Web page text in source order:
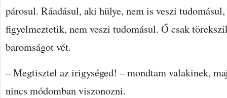
párosul. Ráadásul, aki hülye, nem is veszi
figyelmeztetik, nem veszi tudomásul. Ő csak
baromságot vét.
– Megtisztel az irigységed! – mondtam valakinek,
nincs módomban viszonozni.